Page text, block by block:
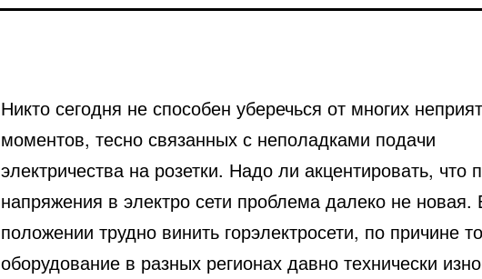
Никто сегодня не способен уберечься от многих
моментов, тесно связанных с неполадками подачи
электричества на розетки. Надо ли акцентировать, что
напряжения в электро сети проблема далеко не новая.
положении трудно винить горэлектросети, по причине
оборудование в разных регионах давно технически